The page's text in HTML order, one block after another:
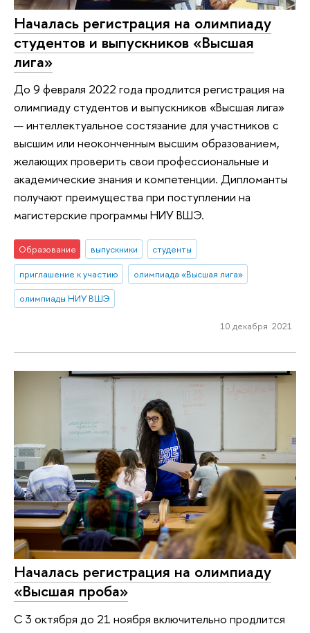
Началась регистрация на олимпиаду
студентов и выпускников «Высшая
лига»
До 9 февраля 2022 года продлится регистрация на
олимпиаду студентов и выпускников «Высшая лига»
— интеллектуальное состязание для участников с
высшим или неоконченным высшим образованием,
желающих проверить свои профессиональные и
академические знания и компетенции. Дипломанты
получают преимущества при поступлении на
магистерские программы НИУ ВШЭ.
Образование выпускники
студенты
приглашение к участию
олимпиада «Высшая лига»
олимпиады НИУ ВШЭ
10 декабря 2021
Началась регистрация на олимпиаду
«Высшая проба»
С 3 октября до 21 ноября включительно продлится